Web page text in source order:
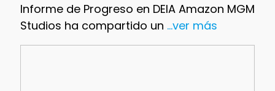
Informe de Progreso en DEIA Amazon MGM
Studios ha compartido un ...ver más